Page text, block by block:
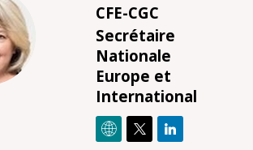
CFE-CGC
Secrétaire
Nationale
Europe et
International